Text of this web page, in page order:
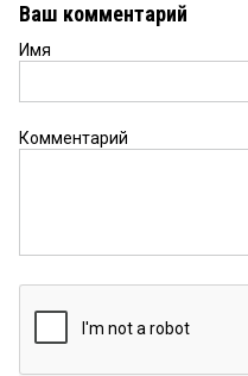
Ваш комментарий
Имя
Комментарий